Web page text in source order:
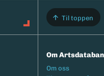
Til toppen
Om
Footermeny
Om oss